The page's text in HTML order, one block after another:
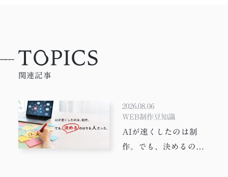
関連記事
2026.08.06
WEB制作豆知識
AIが速くしたのは制
作。でも、決めるのは